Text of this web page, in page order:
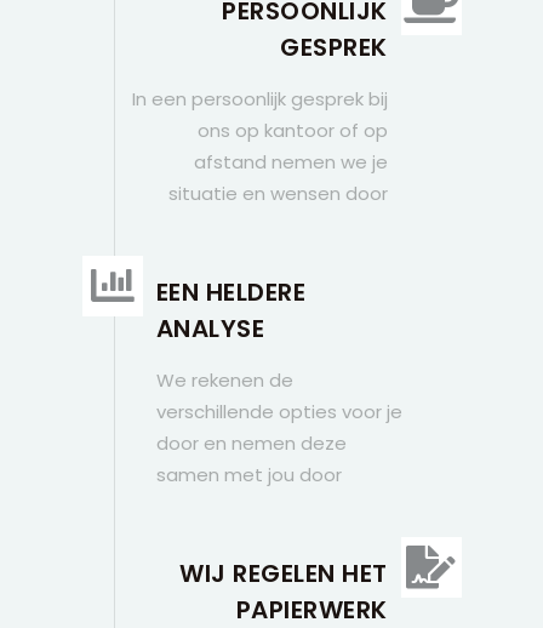
PERSOONLIJK
GESPREK
In een persoonlijk gesprek bij
ons op kantoor of op
afstand nemen we je
situatie en wensen door
EEN HELDERE
ANALYSE
We rekenen de
verschillende opties voor je
door en nemen deze
samen met jou door
WIJ REGELEN HET
PAPIERWERK